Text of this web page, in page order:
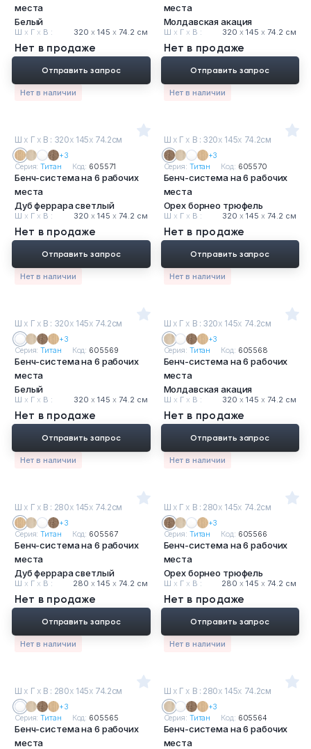
места
Белый
Ш х Г х В : 320 х145 х74.2 см
Нет в продаже
Нет в наличии
Отправить запрос
места
Молдавская акация
Ш х Г х В : 320 х 145 х 74.2 см
Нет в продаже
Нет в наличии
Отправить запрос
Ш х Г х В : 320х 145х 74.2см
+3
Серия:Титан Код: 605571
Бенч-система на 6 рабочих
места
Дуб феррара светлый
Ш х Г х В : 320 х145 х74.2 см
Нет в продаже
Нет в наличии
Отправить запрос
Ш х Г х В : 320х 145х 74.2см
+3
Серия: Титан Код: 605570
Бенч-система на 6 рабочих
места
Орех борнео трюфель
Ш х Г х В : 320 х 145 х 74.2 см
Нет в продаже
Нет в наличии
Отправить запрос
Ш х Г х В : 320х 145х 74.2см
+3
Серия:Титан Код: 605569
Бенч-система на 6 рабочих
места
Белый
Ш х Г х В : 320 х145 х74.2 см
Нет в продаже
Нет в наличии
Отправить запрос
Ш х Г х В : 320х 145х 74.2см
+3
Серия: Титан Код: 605568
Бенч-система на 6 рабочих
места
Молдавская акация
Ш х Г х В : 320 х 145 х 74.2 см
Нет в продаже
Нет в наличии
Отправить запрос
Ш х Г х В : 280х 145х 74.2см
+3
Серия:Титан Код: 605567
Бенч-система на 6 рабочих
места
Дуб феррара светлый
Ш х Г х В : 280 х145 х74.2 см
Нет в продаже
Нет в наличии
Отправить запрос
Ш х Г х В : 280х 145х 74.2см
+3
Серия: Титан Код: 605566
Бенч-система на 6 рабочих
места
Орех борнео трюфель
Ш х Г х В : 280 х 145 х 74.2 см
Нет в продаже
Нет в наличии
Отправить запрос
Ш х Г х В : 280х 145х 74.2см
+3
Серия:Титан Код: 605565
Бенч-система на 6 рабочих
места
Ш х Г х В : 280х 145х 74.2см
+3
Серия: Титан Код: 605564
Бенч-система на 6 рабочих
места